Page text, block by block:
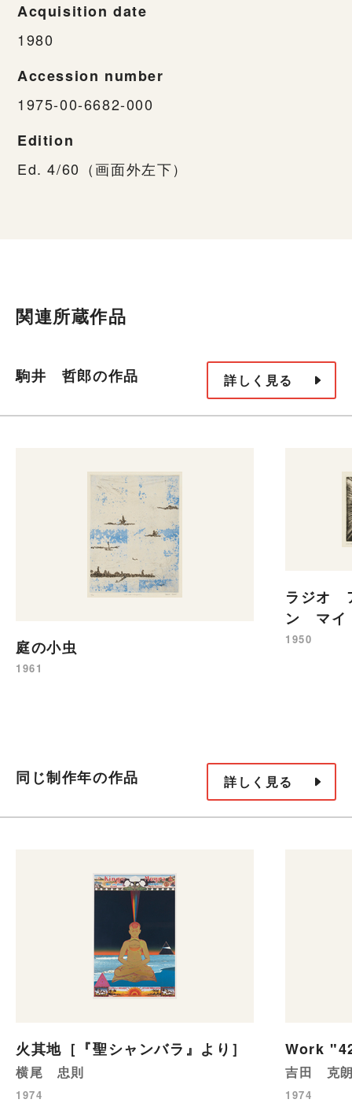
Acquisition date
1980
Accession number
1975-00-6682-000
Edition
Ed. 4/60（画面外左下）
関連所蔵作品
駒井 哲郎の作品 詳しく見る
庭の小虫
1961
ラジオ
ン マ
1950
同じ制作年の作品 詳しく見る
火其地［『聖シャンバラ』より］
横尾 忠則
1974
Work
吉田 克
1974